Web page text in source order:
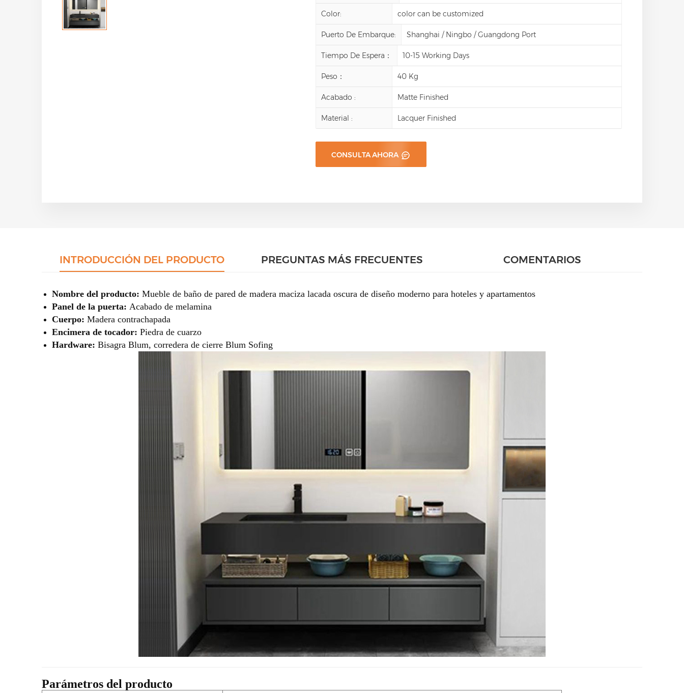
Color: color can be customized
Puerto De Embarque: Shanghai / Ningbo / Guangdong Port
Tiempo De Espera： 10-15 Working Days
Peso： 40 Kg
Acabado : Matte Finished
Material : Lacquer Finished
CONSULTA AHORA
INTRODUCCIÓN DEL PRODUCTO PREGUNTAS MÁS FRECUENTES COMENTARIOS
Nombre del producto: Mueble de baño de pared de madera maciza lacada oscura de diseño moderno para hoteles y apartamentos
Panel de la puerta: Acabado de melamina
Cuerpo: Madera contrachapada
Encimera de tocador: Piedra de cuarzo
Hardware: Bisagra Blum, corredera de cierre Blum Sofing
Parámetros del producto